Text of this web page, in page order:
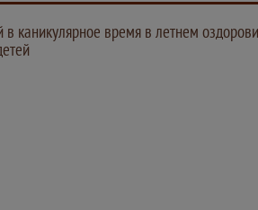
в каникулярное время в летнем